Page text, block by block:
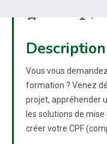
bookmarks nest_cam_indoor
Vous vous
formation ? Venez
projet, appréhender
les solutions de
créer votre CPF